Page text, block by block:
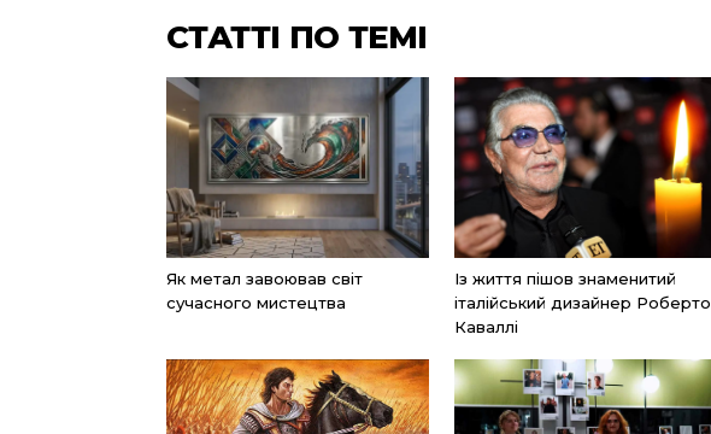
СТАТТІ ПО ТЕМІ
Як метал завоював світ
сучасного мистецтва
Із життя пішов знаменитий
італійський дизайнер Роберто
Каваллі